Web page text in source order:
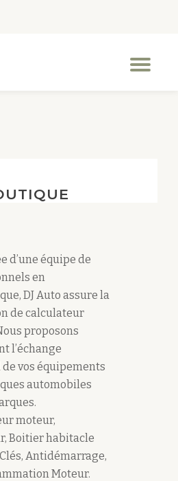
d’une équipe de
en
DJ Auto assure la
de calculateur
proposons
l’échange
vos équipements
automobiles
moteur,
Boitier habitacle
Clés, Antidémarrage,
Moteur.